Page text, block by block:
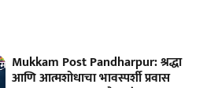
Mukkam Post Pandharpur: श्रद्धा
आणि आत्मशोधाचा भावस्पर्शी प्रवास